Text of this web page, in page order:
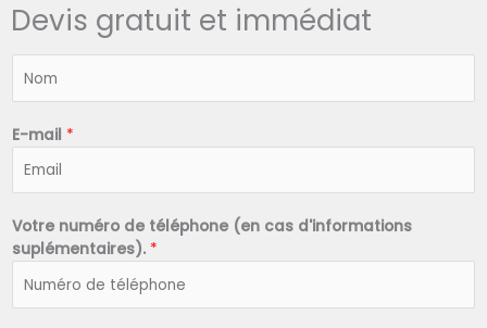
Devis gratuit et immédiat
*
E-mail *
Votre numéro de téléphone (en cas d'informations
suplémentaires). *